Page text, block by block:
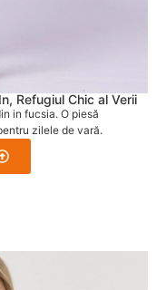
Refugiul Chic al Verii
in fucsia. O piesă
zilele de vară.